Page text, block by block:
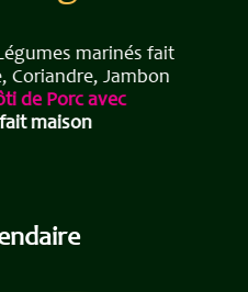
marinés fait
Coriandre, Jambon
de Porc avec
maison